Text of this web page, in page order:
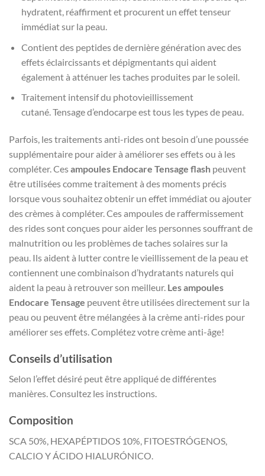
hydratent, réaffirment et procurent un effet tenseur
immédiat sur la peau.
Contient des peptides de dernière génération avec des
effets éclaircissants et dépigmentants qui aident
également à atténuer les taches produites par le soleil.
Traitement intensif du photovieillissement
cutané.Tensage d’endocarpe est tous les types de peau.
Parfois, les traitements anti-rides ont besoin d’une poussée
supplémentaire pour aider à améliorer ses effets ou à les
compléter.Cesampoules Endocare Tensage flash peuvent
être utilisées comme traitement à des moments précis
lorsque vous souhaitez obtenir un effet immédiat ou ajouter
des crèmes à compléter.Ces ampoules de raffermissement
des rides sont conçues pour aider les personnes souffrant de
malnutrition ou les problèmes de taches solaires sur la
peau. Ils aident à lutter contre le vieillissement de la peau et
contiennent une combinaison d’hydratants naturels qui
aident la peau à retrouver son meilleur. Les ampoules
Endocare Tensage peuvent être utilisées directement sur la
peau ou peuvent être mélangées à la crème anti-rides pour
améliorer ses effets.Complétez votre crème anti-âge!
Conseils d’utilisation
Selon l’effet désiré peut être appliqué de différentes
manières.Consultez les instructions.
Composition
SCA 50%, HEXAPÉPTIDOS 10%, FITOESTRÓGENOS,
CALCIO Y ÁCIDO HIALURÓNICO.